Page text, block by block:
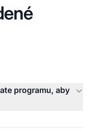
programu, aby